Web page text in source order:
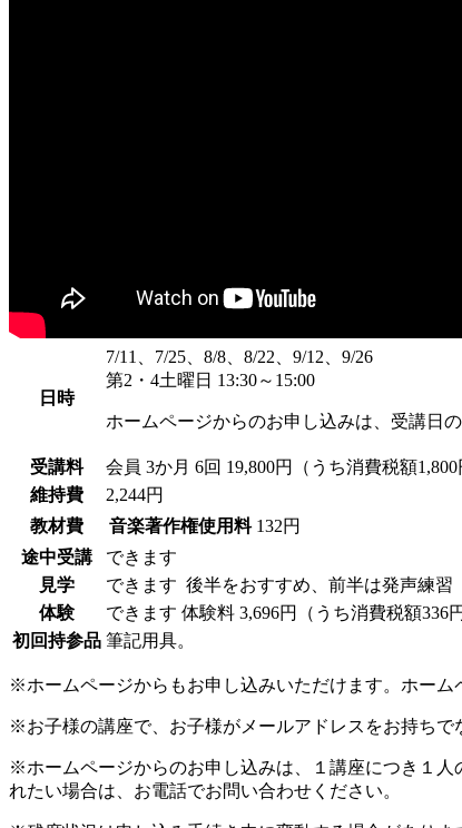
日時
7/11、7/25、8/8、8/22、9/12、9/26
第2・4土曜日 13:30～15:00
ホームページからのお申し込みは、受講日
受講料 会員 3か月 6回 19,800円（うち消費税額1,800
維持費
2,244円
教材費
音楽著作権使用料 132円
途中受講
できます
見学
できます 後半をおすすめ、前半は発声練習
体験
できます 体験料 3,696円（うち消費税額336円
初回持参品 筆記用具。
※ホームページからもお申し込みいただけます。ホー
※お子様の講座で、お子様がメールアドレスをお持ちで
※ホームページからのお申し込みは、１講座につき１
れたい場合は、お電話でお問い合わせください。